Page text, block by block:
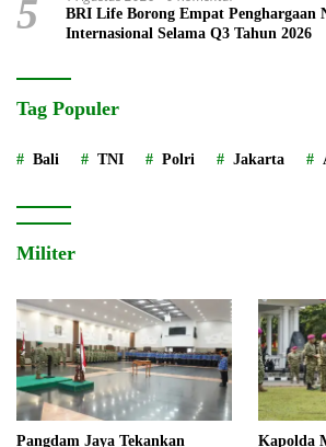
5
BRI Life Borong Empat Penghargaan
Internasional Selama Q3 Tahun 2026
Tag Populer
Bali TNI Polri Jakarta
Militer
Pangdam Jaya Tekankan
Kapolda